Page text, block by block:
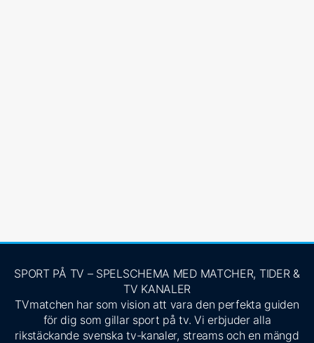
SPORT PÅ TV – SPELSCHEMA MED MATCHER, TIDER &
TV KANALER
TVmatchen har som vision att vara den perfekta guiden
för dig som gillar sport på tv. Vi erbjuder alla
rikstäckande svenska tv-kanaler, streams och en mängd